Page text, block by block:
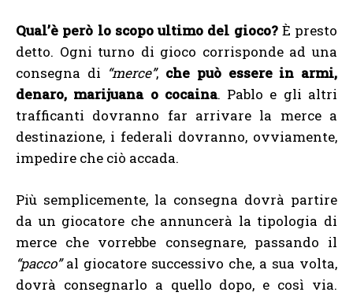
Qual’è però lo scopo ultimo del gioco?È presto
detto. Ogni turno di gioco corrisponde ad una
consegna di “merce”, che può essere in armi,
denaro, marijuana o cocaina. Pablo e gli altri
trafficanti dovranno far arrivare la merce a
destinazione, i federali dovranno, ovviamente,
impedire che ciò accada.
Più semplicemente, la consegna dovrà partire
da un giocatore che annuncerà la tipologia di
merce che vorrebbe consegnare, passando il
“pacco”al giocatore successivo che, a sua volta,
dovrà consegnarlo a quello dopo, e così via.